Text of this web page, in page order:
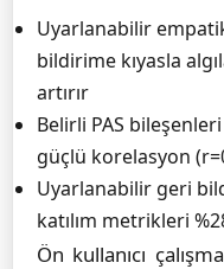
Uyarlanabilir
bildirime kıyasla
artırır
Belirli PAS
güçlü korelasyon
Uyarlanabilir geri
katılım metrikleri
Ön kullanıcı